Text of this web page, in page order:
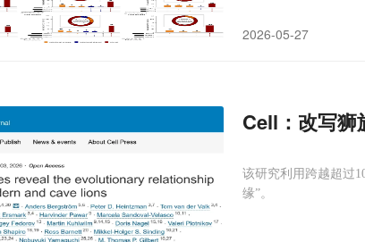
2026-05-27
Cell：改写狮
该研究利用跨越超过
缘”。